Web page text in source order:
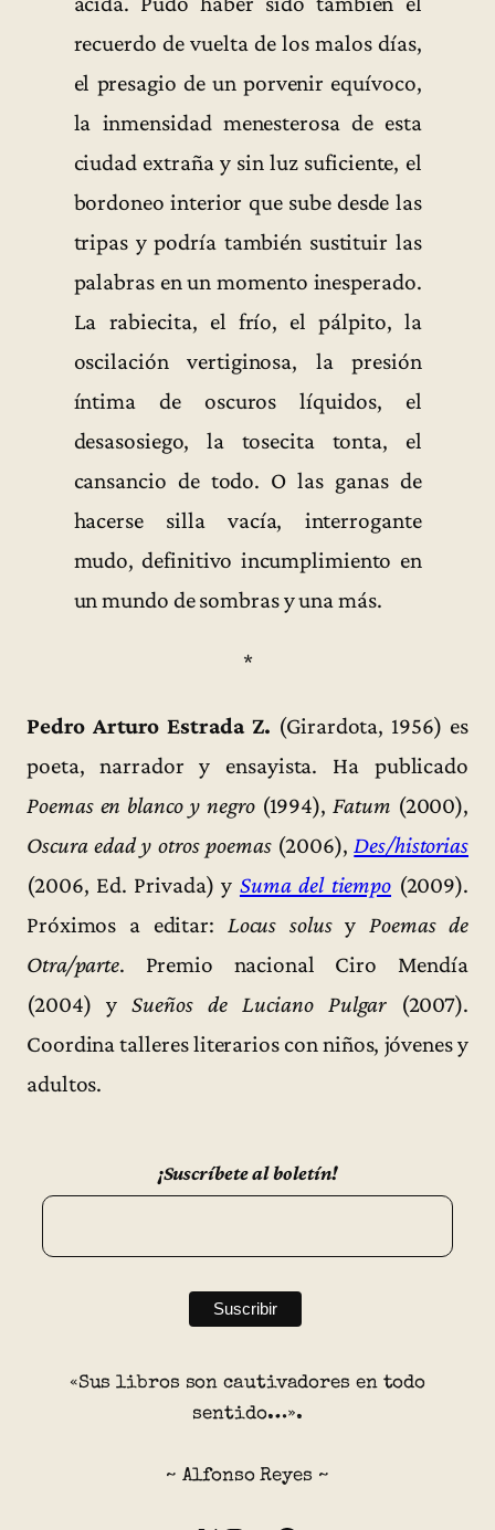
recuerdo de vuelta de los malos días,
el presagio de un porvenir equívoco,
la inmensidad menesterosa de esta
ciudad extraña y sin luz suficiente, el
bordoneo interior que sube desde las
tripas y podría también sustituir las
palabras en un momento inesperado.
La rabiecita, el frío, el pálpito, la
oscilación vertiginosa, la presión
íntima de oscuros líquidos, el
desasosiego, la tosecita tonta, el
cansancio de todo. O las ganas de
hacerse silla vacía, interrogante
mudo, definitivo incumplimiento en
un mundo de sombras y una más.
*
Pedro Arturo Estrada Z. (Girardota, 1956) es
poeta, narrador y ensayista. Ha publicado
Poemas en blanco y negro(1994),Fatum (2000),
Oscura edad y otros poemas(2006),Des/historias
(2006, Ed. Privada) y Suma del tiempo (2009).
Próximos a editar: Locus solusyPoemas de
Otra/parte. Premio nacional Ciro Mendía
(2004) ySueños de Luciano Pulgar(2007).
Coordina talleres literarios con niños, jóvenes y
adultos.
¡Suscríbete al boletín!
«Sus libros son cautivadores en todo
sentido…».
~ Alfonso Reyes ~